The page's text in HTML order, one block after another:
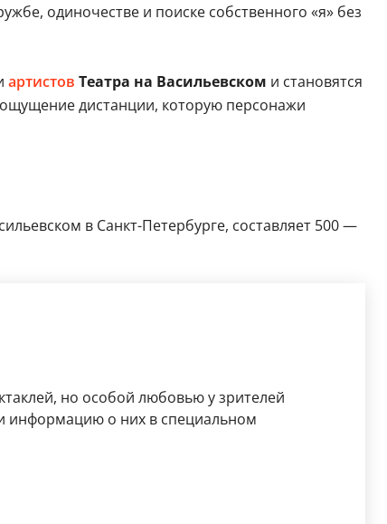
одиночестве и поиске собственного «я» без
артистов Театра на Васильевском и становятся
ощущение дистанции, которую персонажи
в Санкт-Петербурге, составляет 500 —
но особой любовью у зрителей
информацию о них в специальном